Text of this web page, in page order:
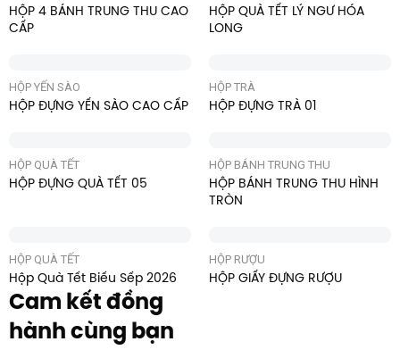
HỘP 4 BÁNH TRUNG THU CAO
CẤP
HỘP QUÀ TẾT LÝ NGƯ HÓA
LONG
HỘP YẾN SÀO
HỘP ĐỰNG YẾN SÀO CAO CẤP
HỘP TRÀ
HỘP ĐỰNG TRÀ 01
HỘP QUÀ TẾT
HỘP ĐỰNG QUÀ TẾT 05
HỘP BÁNH TRUNG THU
HỘP BÁNH TRUNG THU HÌNH
TRÒN
HỘP QUÀ TẾT
Hộp Quà Tết Biếu Sếp 2026
Cam kết đồng
hành cùng bạn
HỘP RƯỢU
HỘP GIẤY ĐỰNG RƯỢU